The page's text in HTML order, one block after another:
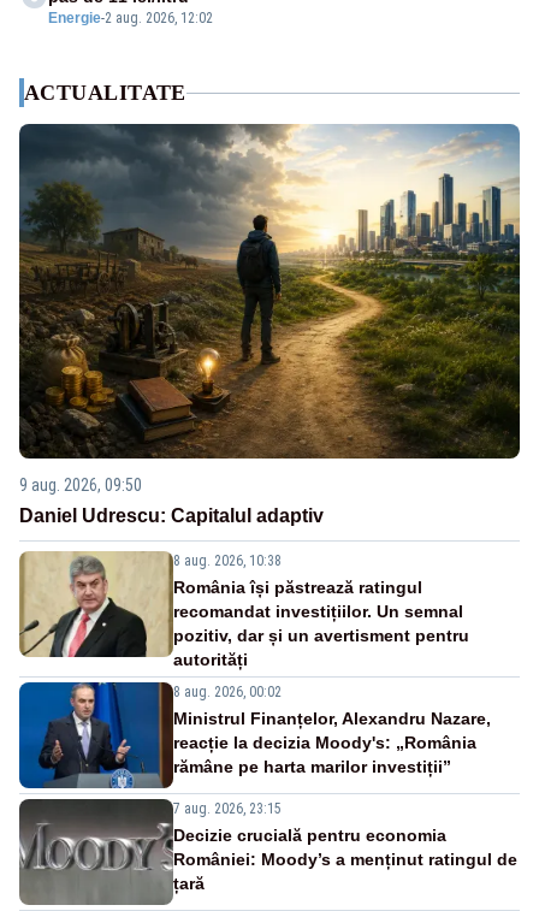
Energie-2 aug. 2026, 12:02
ACTUALITATE
9 aug. 2026, 09:50
Daniel Udrescu: Capitalul adaptiv
8 aug. 2026, 10:38
România își păstrează ratingul
recomandat investițiilor. Un semnal
pozitiv, dar și un avertisment pentru
autorități
8 aug. 2026, 00:02
Ministrul Finanțelor, Alexandru Nazare,
reacție la decizia Moody's: „România
rămâne pe harta marilor investiții”
7 aug. 2026, 23:15
Decizie crucială pentru economia
României: Moody’s a menținut ratingul de
țară